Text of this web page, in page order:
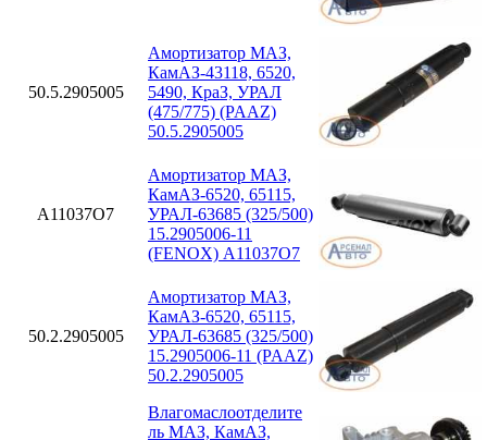
50.5.2905005
Амортизатор МАЗ,
КамАЗ-43118, 6520,
5490, КраЗ, УРАЛ
(475/775) (PAAZ)
50.5.2905005
A11037O7
Амортизатор МАЗ,
КамАЗ-6520, 65115,
УРАЛ-63685 (325/500)
15.2905006-11
(FENOX) A11037O7
50.2.2905005
Амортизатор МАЗ,
КамАЗ-6520, 65115,
УРАЛ-63685 (325/500)
15.2905006-11 (PAAZ)
50.2.2905005
Влагомаслоотделите
ль МАЗ, КамАЗ,